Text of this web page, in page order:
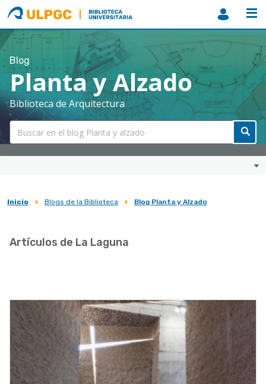
ULPGC
Biblioteca
ULPGC
Blog
Planta y Alzado
Biblioteca de Arquitectura
Sobrescribir
de
la
navegación
Inicio Blogs de la Biblioteca Blog Planta y Alzado
Artículos de La Laguna